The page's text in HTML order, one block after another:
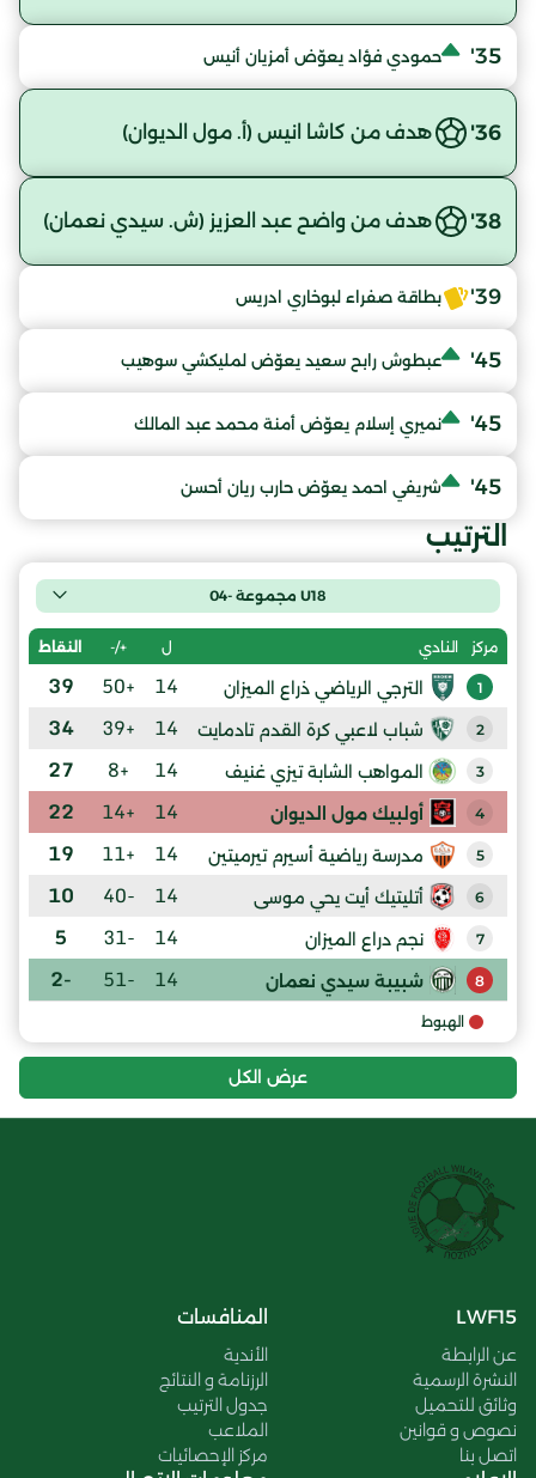
35' حمودي فؤاد يعوّض أمزيان أنيس
36' هدف من كاشا انيس (أ. مول الديوان)
38' هدف من واضح عبد العزيز (ش. سيدي نعمان)
39' بطاقة صفراء لبوخاري ادريس
45' عبطوش رابح سعيد يعوّض لمليكشي سوهيب
45' نميري إسلام يعوّض أمنة محمد عبد المالك
45' شريفي احمد يعوّض حارب ريان أحسن
الترتيب
U18 مجموعة -04
مركز النادي ل +/- النقاط
1 الترجي الرياضي ذراع الميزان 14
+50
39
2 شباب لاعبي كرة القدم تادمايت 14
+39
34
3 المواهب الشابة تيزي غنيف 14
+8
27
4 أولبيك مول الديوان 14
+14
22
5 مدرسة رياضية أسيرم تيرميتين 14
+11
19
6 أتليتيك أيت يحي موسى 14
-40
10
7 نجم دراع الميزان 14
-31
5
8 شبيبة سيدي نعمان 14
-51
-2
الهبوط
عرض الكل
LWF15
عن الرابطة
النشرة الرسمية
وثائق للتحميل
نصوص و قوانين
اتصل بنا
المنافسات
الأندية
الرزنامة و النتائج
جدول الترتيب
الملاعب
مركز الإحصائيات